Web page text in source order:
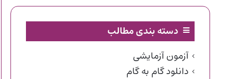
دسته بندی مطالب
آزمون آزمایشی
دانلود گام به گام